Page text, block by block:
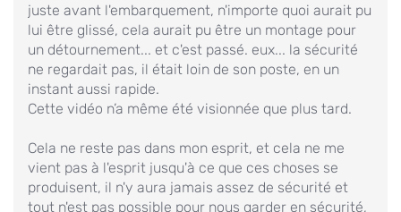
juste avant l'embarquement, n'importe quoi aurait pu
lui être glissé, cela aurait pu être un montage pour
un détournement... et c'est passé. eux... la sécurité
ne regardait pas, il était loin de son poste, en un
instant aussi rapide.
Cette vidéo n’a même été visionnée que plus tard.
Cela ne reste pas dans mon esprit, et cela ne me
vient pas à l'esprit jusqu'à ce que ces choses se
produisent, il n'y aura jamais assez de sécurité et
tout n'est pas possible pour nous garder en sécurité,